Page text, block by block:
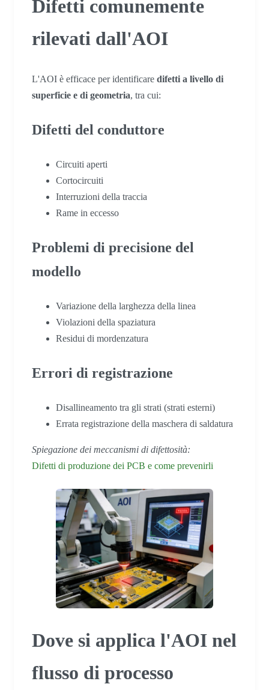
Difetti comunemente
rilevati dall'AOI
L'AOI è efficace per identificare difetti a livello di
superficie e di geometria, tra cui:
Difetti del conduttore
Circuiti aperti
Cortocircuiti
Interruzioni della traccia
Rame in eccesso
Problemi di precisione del
modello
Variazione della larghezza della linea
Violazioni della spaziatura
Residui di mordenzatura
Errori di registrazione
Disallineamento tra gli strati (strati esterni)
Errata registrazione della maschera di saldatura
Spiegazione dei meccanismi di difettosità:
Difetti di produzione dei PCB e come prevenirli
Dove si applica l'AOI nel
flusso di processo